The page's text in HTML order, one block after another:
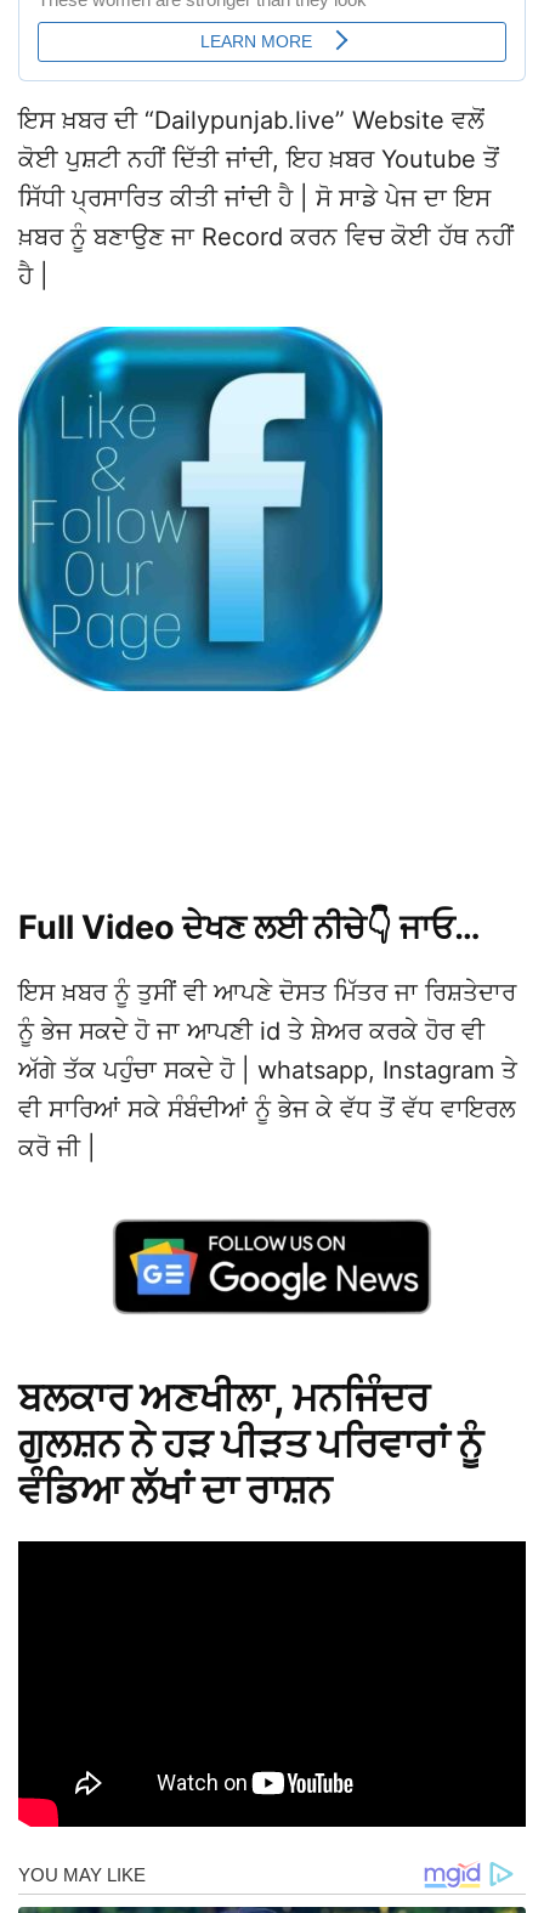
ਇਸ ਖ਼ਬਰ ਦੀ “Dailypunjab.live” Website ਵਲੋਂ
ਕੋਈ ਪੁਸ਼ਟੀ ਨਹੀਂ ਦਿੱਤੀ ਜਾਂਦੀ, ਇਹ ਖ਼ਬਰ Youtube ਤੋਂ
ਸਿੱਧੀ ਪ੍ਰਸਾਰਿਤ ਕੀਤੀ ਜਾਂਦੀ ਹੈ | ਸੋ ਸਾਡੇ ਪੇਜ ਦਾ ਇਸ
ਖ਼ਬਰ ਨੂੰ ਬਣਾਉਣ ਜਾ Record ਕਰਨ ਵਿਚ ਕੋਈ ਹੱਥ ਨਹੀਂ
ਹੈ |
Full Video ਦੇਖਣ ਲਈ ਨੀਚੇ👇 ਜਾਓ…
ਇਸ ਖ਼ਬਰ ਨੂੰ ਤੁਸੀਂ ਵੀ ਆਪਣੇ ਦੋਸਤ ਮਿੱਤਰ ਜਾ ਰਿਸ਼ਤੇਦਾਰ
ਨੂੰ ਭੇਜ ਸਕਦੇ ਹੋ ਜਾ ਆਪਣੀ id ਤੇ ਸ਼ੇਅਰ ਕਰਕੇ ਹੋਰ ਵੀ
ਅੱਗੇ ਤੱਕ ਪਹੁੰਚਾ ਸਕਦੇ ਹੋ | whatsapp, Instagram ਤੇ
ਵੀ ਸਾਰਿਆਂ ਸਕੇ ਸੰਬੰਦੀਆਂ ਨੂੰ ਭੇਜ ਕੇ ਵੱਧ ਤੋਂ ਵੱਧ ਵਾਇਰਲ
ਕਰੋ ਜੀ |
ਬਲਕਾਰ ਅਣਖੀਲਾ, ਮਨਜਿੰਦਰ
ਗੁਲਸ਼ਨ ਨੇ ਹੜ ਪੀੜਤ ਪਰਿਵਾਰਾਂ ਨੂੰ
ਵੰਡਿਆ ਲੱਖਾਂ ਦਾ ਰਾਸ਼ਨ